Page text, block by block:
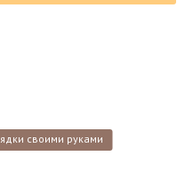
своими руками